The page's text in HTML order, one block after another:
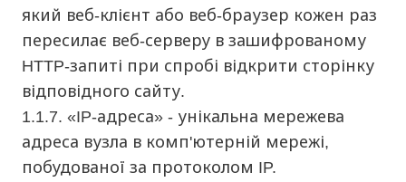
який веб-клієнт або веб-браузер кожен раз
пересилає веб-серверу в зашифрованому
HTTP-запиті при спробі відкрити сторінку
відповідного сайту.
1.1.7. «IP-адреса» - унікальна мережева
адреса вузла в комп'ютерній мережі,
побудованої за протоколом IP.